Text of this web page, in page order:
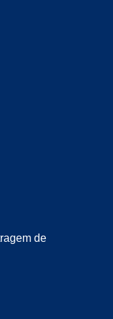
de